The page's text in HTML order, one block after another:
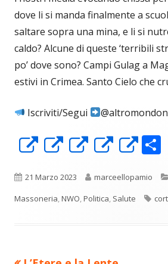
dove li si manda finalmente a
saltare sopra una mina, e li si
caldo? Alcune di queste ‘terribili
po’ dove sono? Campi Gulag a
estivi in Crimea. Santo Cielo che
Iscriviti/Segui
Apre
una
nuova
Apre
una
nuova
Apre
una
nuova
Apre
una
nuova
Apre
Pubblicato
21 Marzo 2023 Autore
marceellopamio
Massoneria NWO Politica Salute Tag